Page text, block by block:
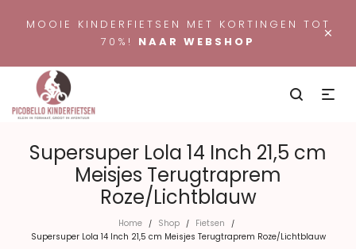
×
MOOIE KINDERFIETSEN MET KORTINGEN TOT
70%! NAAR WEBSHOP
Supersuper Lola 14 Inch 21,5 cm
Meisjes Terugtraprem
Roze/Lichtblauw
Home / Shop / Fietsen /
Supersuper Lola 14 Inch 21,5 cm Meisjes Terugtraprem Roze/Lichtblauw